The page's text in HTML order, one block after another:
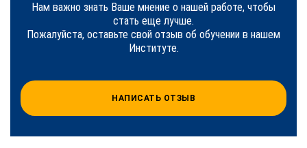
Нам важно знать Ваше мнение о нашей работе, чтобы
стать еще лучше.
Пожалуйста, оставьте свой отзыв об обучении в нашем
Институте.
НАПИСАТЬ ОТЗЫВ